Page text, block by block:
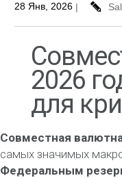
28 Янв, 2026 |
2026
для
Совместная
самых значимых
Федеральным